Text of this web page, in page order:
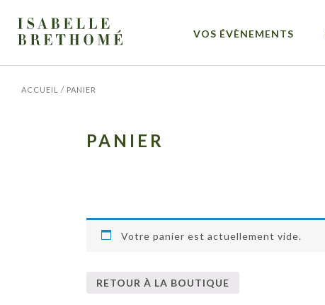
VOS ÉVÈNEMENTS
ACCUEIL / PANIER
PANIER
Votre panier est actuellement vide.
RETOUR À LA BOUTIQUE